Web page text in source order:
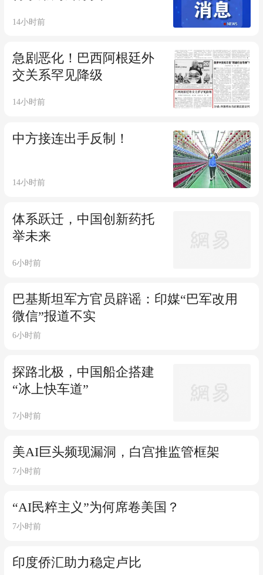
14小时前
急剧恶化！巴西阿根廷外
交关系罕见降级
14小时前
中方接连出手反制！
14小时前
体系跃迁，中国创新药托
举未来
6小时前
巴基斯坦军方官员辟谣：印媒“巴军改用
微信”报道不实
6小时前
探路北极，中国船企搭建
“冰上快车道”
7小时前
美AI巨头频现漏洞，白宫推监管框架
7小时前
“AI民粹主义”为何席卷美国？
7小时前
印度侨汇助力稳定卢比